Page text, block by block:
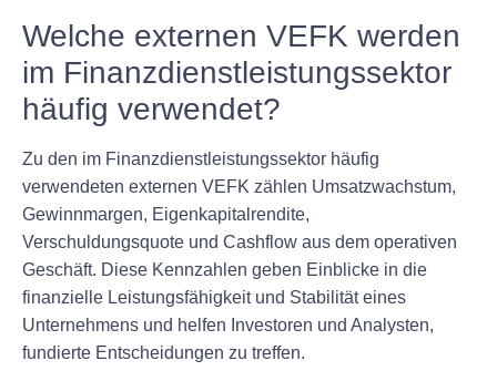
Welche externen VEFK werden
im Finanzdienstleistungssektor
häufig verwendet?
Zu den im Finanzdienstleistungssektor häufig
verwendeten externen VEFK zählen Umsatzwachstum,
Gewinnmargen, Eigenkapitalrendite,
Verschuldungsquote und Cashflow aus dem operativen
Geschäft. Diese Kennzahlen geben Einblicke in die
finanzielle Leistungsfähigkeit und Stabilität eines
Unternehmens und helfen Investoren und Analysten,
fundierte Entscheidungen zu treffen.